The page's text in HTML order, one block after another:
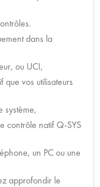
dans la
ou UCI,
que vos utilisateurs
système,
contrôle natif Q-SYS
un PC ou une
approfondir le